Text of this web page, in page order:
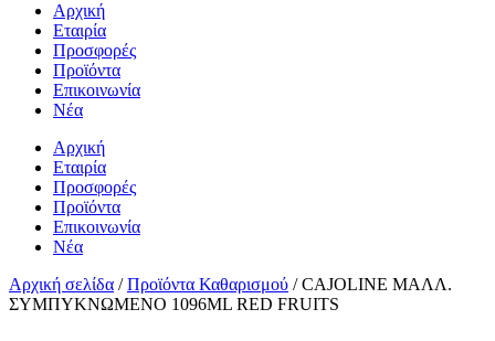
Αρχική
Εταιρία
Προσφορές
Προϊόντα
Επικοινωνία
Νέα
Αρχική
Εταιρία
Προσφορές
Προϊόντα
Επικοινωνία
Νέα
Αρχική σελίδα /Προϊόντα Καθαρισμού / CAJOLINE ΜΑΛΛ.
ΣΥΜΠΥΚΝΩΜΕΝΟ 1096ML RED FRUITS